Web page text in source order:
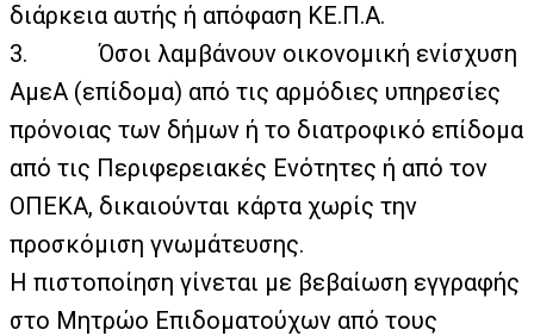
διάρκεια αυτής ή απόφαση ΚΕ.Π.Α.
3.
Όσοι λαμβάνουν οικονομική ενίσχυση
ΑμεΑ (επίδομα) από τις αρμόδιες υπηρεσίες
πρόνοιας των δήμων ή το διατροφικό επίδομα
από τις Περιφερειακές Ενότητες ή από τον
ΟΠΕΚΑ, δικαιούνται κάρτα χωρίς την
προσκόμιση γνωμάτευσης.
Η πιστοποίηση γίνεται με βεβαίωση εγγραφής
στο Μητρώο Επιδοματούχων από τους